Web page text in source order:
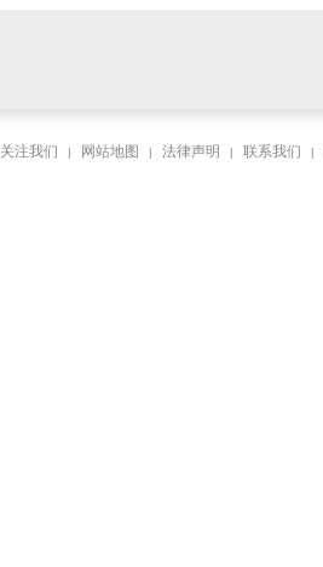
关注我们 | 网站地图 | 法律声明 | 联系我们 |